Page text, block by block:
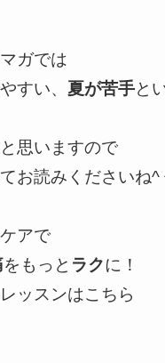
ガでは
すい、 夏が苦手と
思いますので
お読みくださいね^
をもっと ラクに！
ッスンはこちら